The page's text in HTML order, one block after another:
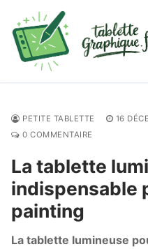
contenu
PETITE TABLETTE 16
0 COMMENTAIRE
La tablette
indispensable
painting
La tablette lumineuse